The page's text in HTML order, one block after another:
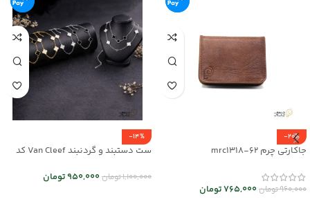
-20%
جاکارتی چرم mrc1318-62
960,000تومان765,000تومان
-14%
ست دستبند و گردنبند Van Cleef کد
1,100,000تومان950,000تومان